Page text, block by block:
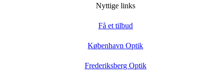
Nyttige links
Få et tilbud
København Optik
Frederiksberg Optik